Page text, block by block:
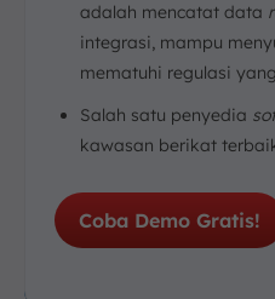
adalah mencatat data
integrasi, mampu
mematuhi regulasi
Salah satu penyedia
kawasan berikat
Coba Demo Gratis!